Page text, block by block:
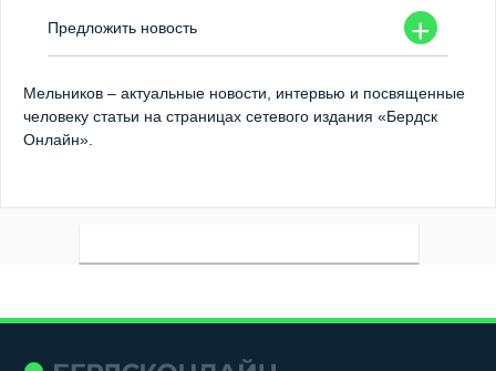
+
Предложить новость
Мельников – актуальные новости, интервью и посвященные
человеку статьи на страницах сетевого издания «Бердск
Онлайн».